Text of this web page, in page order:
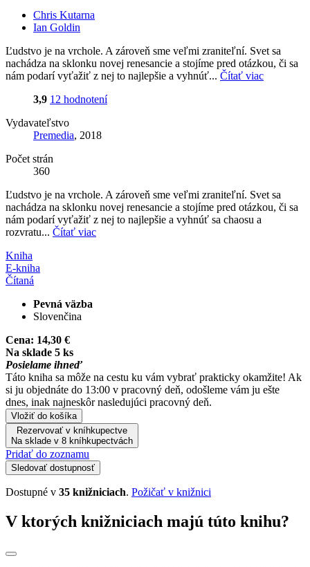
Chris Kutarna
Ian Goldin
Ľudstvo je na vrchole. A zároveň sme veľmi zraniteľní. Svet sa
nachádza na sklonku novej renesancie a stojíme pred otázkou, či sa
nám podarí vyťažiť z nej to najlepšie a vyhnúť... Čítať viac
3,9 12 hodnotení
Vydavateľstvo
Premedia, 2018
Počet strán
360
Ľudstvo je na vrchole. A zároveň sme veľmi zraniteľní. Svet sa
nachádza na sklonku novej renesancie a stojíme pred otázkou, či sa
nám podarí vyťažiť z nej to najlepšie a vyhnúť sa chaosu a
rozvratu... Čítať viac
Kniha
E-kniha
Čítaná
Pevná väzba
Slovenčina
Cena: 14,30 €
Na sklade 5 ks
Posielame ihneď
Táto kniha sa môže na cestu ku vám vybrať prakticky okamžite! Ak
si ju objednáte do 13:00 v pracovný deň, odošleme vám ju ešte
dnes, inak najneskôr nasledujúci pracovný deň.
Vložiť do košíka
Rezervovať v kníhkupectve
Na sklade v 8 kníhkupectvách
Pridať do zoznamu
Sledovať dostupnosť
Dostupné v 35 knižniciach. Požičať v knižnici
V ktorých knižniciach majú túto knihu?